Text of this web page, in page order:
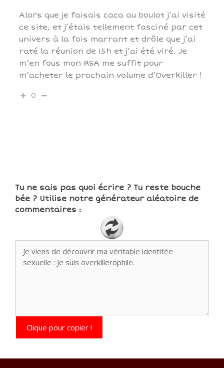
Alors que je faisais caca au boulot j’ai visité
ce site, et j’étais tellement fasciné par cet
univers à la fois marrant et drôle que j’ai
raté la réunion de 15h et j’ai été viré. Je
m’en fous mon RSA me suffit pour
m’acheter le prochain volume d’Overkiller !
0
Tu ne sais pas quoi écrire ? Tu reste bouche
bée ? Utilise notre générateur aléatoire de
commentaires :
Clique pour copier !